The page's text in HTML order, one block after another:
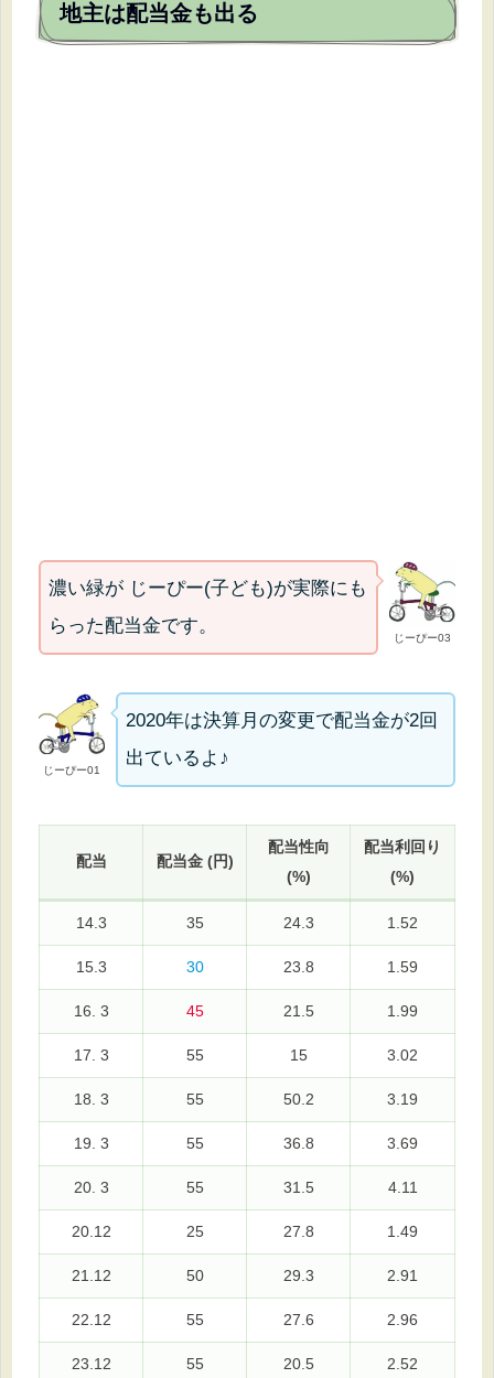
地主は配当金も出る
じーぴー03
濃い緑が じーぴー(子ども)が実際にも
らった配当金です。
じーぴー01
2020年は決算月の変更で配当金が2回
出ているよ♪
配当 配当金 (円)
配当性向
(%)
配当利回り
(%)
14.3 35 24.3 1.52
15.3 30 23.8 1.59
16. 3 45 21.5 1.99
17. 3 55 15 3.02
18. 3 55 50.2 3.19
19. 3 55 36.8 3.69
20. 3 55 31.5 4.11
20.12 25 27.8 1.49
21.12 50 29.3 2.91
22.12 55 27.6 2.96
23.12 55 20.5 2.52